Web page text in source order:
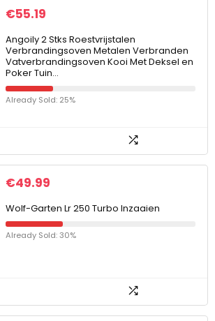
€55.19
Angoily 2 Stks Roestvrijstalen
Verbrandingsoven Metalen Verbranden
Vatverbrandingsoven Kooi Met Deksel en
Poker Tuin…
Already Sold: 25%
€49.99
Wolf-Garten Lr 250 Turbo Inzaaien
Already Sold: 30%